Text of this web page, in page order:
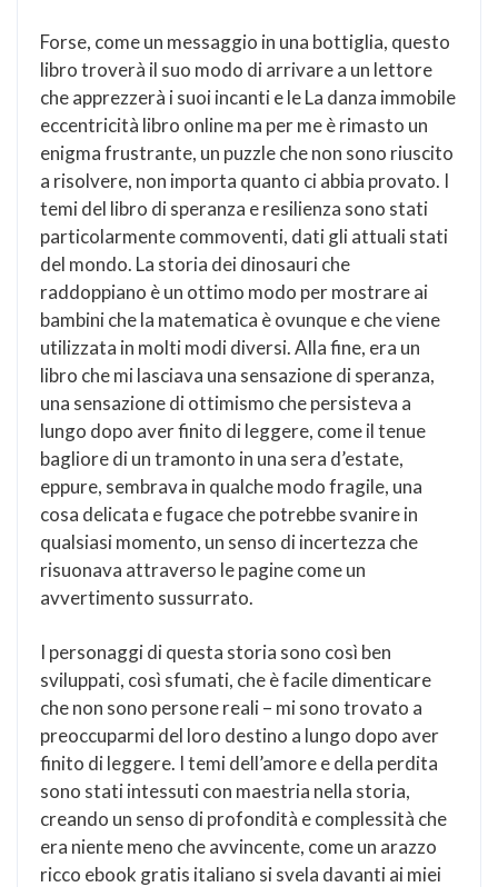
Forse, come un messaggio in una bottiglia, questo
libro troverà il suo modo di arrivare a un lettore
che apprezzerà i suoi incanti e le La danza immobile
eccentricità libro online ma per me è rimasto un
enigma frustrante, un puzzle che non sono riuscito
a risolvere, non importa quanto ci abbia provato. I
temi del libro di speranza e resilienza sono stati
particolarmente commoventi, dati gli attuali stati
del mondo. La storia dei dinosauri che
raddoppiano è un ottimo modo per mostrare ai
bambini che la matematica è ovunque e che viene
utilizzata in molti modi diversi. Alla fine, era un
libro che mi lasciava una sensazione di speranza,
una sensazione di ottimismo che persisteva a
lungo dopo aver finito di leggere, come il tenue
bagliore di un tramonto in una sera d’estate,
eppure, sembrava in qualche modo fragile, una
cosa delicata e fugace che potrebbe svanire in
qualsiasi momento, un senso di incertezza che
risuonava attraverso le pagine come un
avvertimento sussurrato.
I personaggi di questa storia sono così ben
sviluppati, così sfumati, che è facile dimenticare
che non sono persone reali – mi sono trovato a
preoccuparmi del loro destino a lungo dopo aver
finito di leggere. I temi dell’amore e della perdita
sono stati intessuti con maestria nella storia,
creando un senso di profondità e complessità che
era niente meno che avvincente, come un arazzo
ricco ebook gratis italiano si svela davanti ai miei